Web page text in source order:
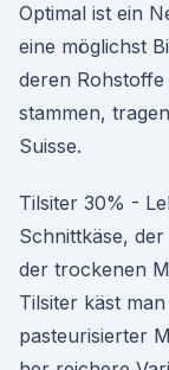
Optimal ist ein
eine möglichst
deren
stammen,
Suisse.
Tilsiter 30% -
Schnittkäse,
der trockenen
Tilsiter käst
pasteurisierter